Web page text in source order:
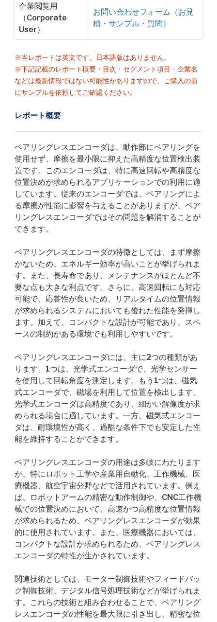
企業閲覧用
（Corporate
User）
お問い合わせフォーム（お見
積・サンプル・質問）
※当レポートは英文です。日本語版はありません。
※下記記載のレポート概要・目次・セグメント項目・企業名
などは最新情報ではない可能性がありますので、ご購入の前
にサンプルを依頼してご確認ください。
レポート概要
ベアリングレスエンコーダは、動作部にベアリングを
使用せず、摩擦を最小限に抑えた高精度な位置検出装
置です。このエンコーダは、特に高速回転や高精度な
位置決めが求められるアプリケーションでの利用に適
しています。従来のエンコーダでは、ベアリングによ
る摩擦が性能に影響を与えることがありますが、ベア
リングレスエンコーダではその問題を解消することが
できます。
ベアリングレスエンコーダの特徴としては、まず摩擦
がないため、エネルギー効率が高いことが挙げられま
す。また、長寿命であり、メンテナンスがほとんど不
要な点も大きな利点です。さらに、高速回転にも対応
可能で、応答性が良いため、リアルタイムの位置情報
が求められるシステムにおいても優れた性能を発揮し
ます。加えて、コンパクトな設計が可能であり、スペ
ースの制約がある環境でも利用しやすいです。
ベアリングレスエンコーダには、主に2つの種類があ
ります。1つは、光学式エンコーダで、光学センサー
を使用して回転角度を測定します。もう1つは、磁気
式エンコーダで、磁場を利用して位置を検出します。
光学式エンコーダは高精度であり、細かい解像度が求
められる場合に適しています。一方、磁気式エンコー
ダは、耐環境性が高く、過酷な条件下でも安定した性
能を維持することができます。
ベアリングレスエンコーダの用途は多岐にわたります
が、特にロボット工学や産業用自動化、工作機械、医
療機器、航空宇宙分野などで活用されています。例え
ば、ロボットアームの精密な動作制御や、CNC工作機
械での位置決めにおいて、高速かつ高精度な位置情報
が求められるため、ベアリングレスエンコーダが効果
的に使用されています。また、医療機器においては、
コンパクトな設計が求められるため、ベアリングレス
エンコーダの特性が生かされています。
関連技術としては、モーター制御技術やフィードバッ
ク制御技術、デジタル信号処理技術などが挙げられま
す。これらの技術と組み合わせることで、ベアリング
レスエンコーダの性能を最大限に引き出し、精密な位